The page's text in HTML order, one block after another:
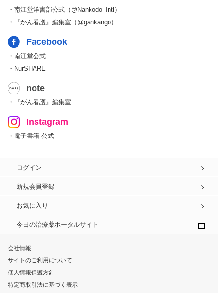
・南江堂洋書部公式（@Nankodo_Intl）
・『がん看護』編集室（@gankango）
Facebook
・南江堂公式
・NurSHARE
note
・『がん看護』編集室
Instagram
・電子書籍 公式
ログイン
新規会員登録
お気に入り
今日の治療薬ポータルサイト
会社情報
サイトのご利用について
個人情報保護方針
特定商取引法に基づく表示